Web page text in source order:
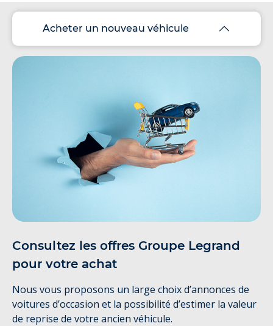
Acheter un nouveau véhicule
Consultez les offres Groupe Legrand
pour votre achat
Nous vous proposons un large choix d’annonces de
voitures d’occasion et la possibilité d’estimer la valeur
de reprise de votre ancien véhicule.